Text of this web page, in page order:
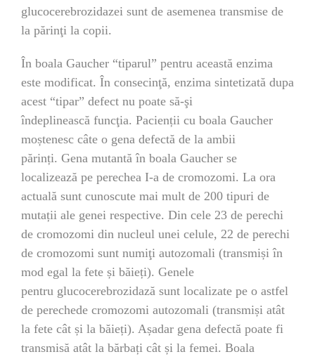
glucocerebrozidazei sunt de asemenea transmise de
la părinţi la copii.
În boala Gaucher “tiparul” pentru această enzima
este modificat. În consecinţă, enzima sintetizată dupa
acest “tipar” defect nu poate să-şi
îndeplinească funcţia. Pacienții cu boala Gaucher
moștenesc câte o gena defectă de la ambii
părinți. Gena mutantă în boala Gaucher se
localizează pe perechea I-a de cromozomi. La ora
actuală sunt cunoscute mai mult de 200 tipuri de
mutații ale genei respective. Din cele 23 de perechi
de cromozomi din nucleul unei celule, 22 de perechi
de cromozomi sunt numiţi autozomali (transmiși în
mod egal la fete și băieți). Genele
pentru glucocerebrozidază sunt localizate pe o astfel
de perechede cromozomi autozomali (transmiși atât
la fete cât și la băieți). Așadar gena defectă poate fi
transmisă atât la bărbați cât și la femei. Boala